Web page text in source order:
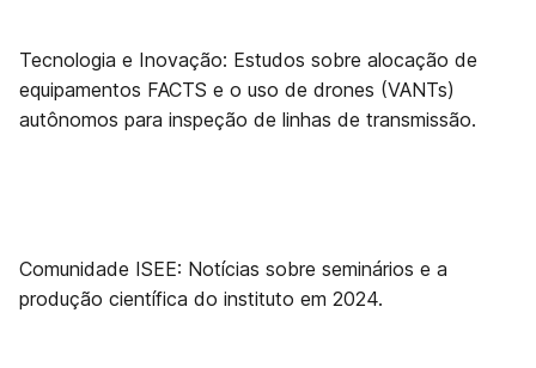
Tecnologia e Inovação: Estudos sobre alocação de
equipamentos FACTS e o uso de drones (VANTs)
autônomos para inspeção de linhas de transmissão.
Comunidade ISEE: Notícias sobre seminários e a
produção científica do instituto em 2024.